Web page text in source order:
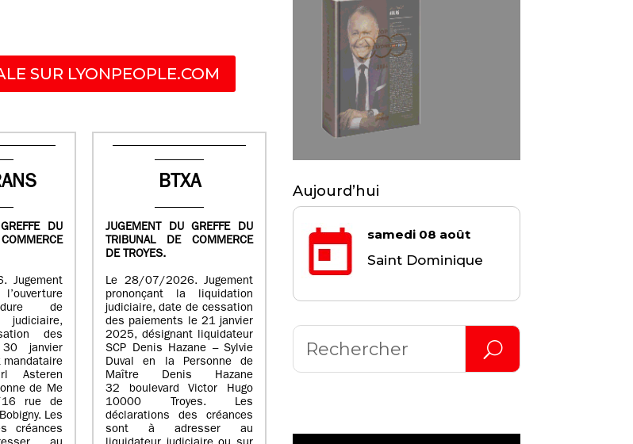
SUR LYONPEOPLE.COM
DU
Jugement
de
judiciaire,
des
janvier
mandataire
Asteren
de Me
rue de
Les
créances
BTXA
JUGEMENT DU GREFFE DU
TRIBUNAL DE COMMERCE
DE TROYES.
Le 28/07/2026. Jugement
prononçant la liquidation
judiciaire, date de cessation
des paiements le 21 janvier
2025, désignant liquidateur
SCP Denis Hazane – Sylvie
Duval en la Personne de
Maître Denis Hazane
32 boulevard Victor Hugo
10000 Troyes. Les
déclarations des créances
sont à adresser au
Aujourd’hui
samedi 08 août
Saint Dominique